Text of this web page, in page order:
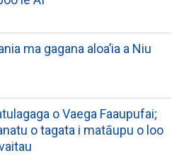
ma gagana aloa’ia a Niu
o Vaega Faaupufai;
o tagata i matāupu o loo